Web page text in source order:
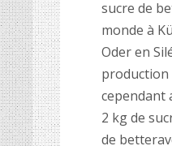
sucre de
monde à
Oder en
production
cependant
2 kg de
de